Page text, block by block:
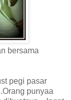
pegi pasar
punyaa